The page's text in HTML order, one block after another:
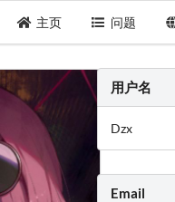
主页 问题
用户名
Dzx
Email